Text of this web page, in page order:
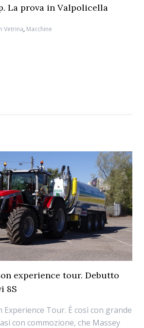
La prova in Valpolicella
Vetrina, Macchine
experience tour. Debutto
8S
Experience Tour. È così con grande
con commozione, che Massey